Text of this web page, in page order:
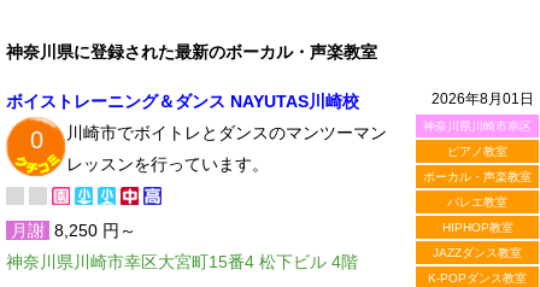
神奈川県に登録された最新のボーカル・声楽教室
2026年8月01日
神奈川県川崎市幸区
ピアノ教室
ボーカル・声楽教室
バレエ教室
HIPHOP教室
JAZZダンス教室
K-POPダンス教室
ボイストレーニング＆ダンス NAYUTAS川崎校
0
川崎市でボイトレとダンスのマンツーマン
レッスンを行っています。
月謝 8,250 円～
神奈川県川崎市幸区大宮町15番4 松下ビル 4階